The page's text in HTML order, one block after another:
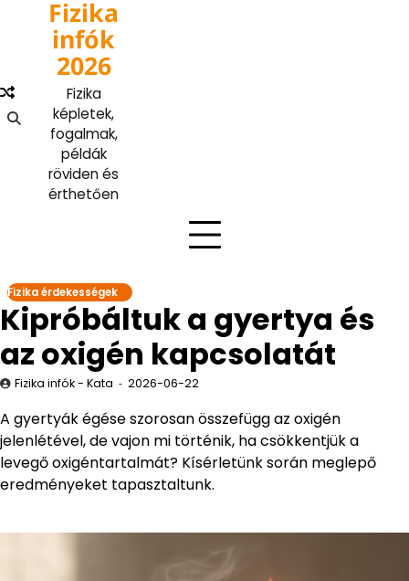
content
Fizika
infók
2026
Fizika
képletek,
fogalmak,
példák
röviden és
érthetően
Fizika érdekességek
Kipróbáltuk a gyertya és
az oxigén kapcsolatát
Fizika infók - Kata 2026-06-22
A gyertyák égése szorosan összefügg az oxigén
jelenlétével, de vajon mi történik, ha csökkentjük a
levegő oxigéntartalmát? Kísérletünk során meglepő
eredményeket tapasztaltunk.